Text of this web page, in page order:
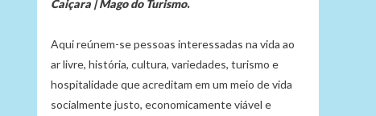
Caiçara | Mago do Turismo.
Aqui reúnem-se pessoas interessadas na vida ao
ar livre, história, cultura, variedades, turismo e
hospitalidade que acreditam em um meio de vida
socialmente justo, economicamente viável e